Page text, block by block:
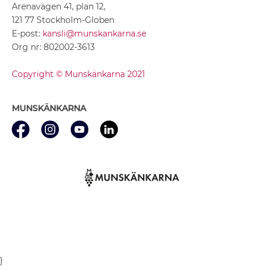
Arenavägen 41, plan 12,
121 77 Stockholm-Globen
E-post: kansli@munskankarna.se
Org nr: 802002-3613
Copyright © Munskänkarna 2021
MUNSKÄNKARNA
}